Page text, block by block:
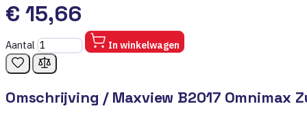
€ 15,66
Aantal In winkelwagen
Omschrijving / Maxview B2017 Omnimax